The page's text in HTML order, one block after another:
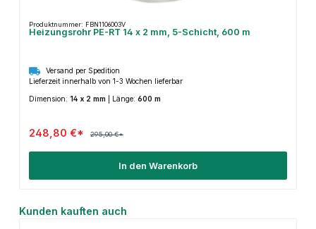
Produktnummer: FBN1106003V
Heizungsrohr PE-RT 14 x 2 mm, 5-Schicht, 600 m
Versand per Spedition
Lieferzeit innerhalb von 1-3 Wochen lieferbar
Dimension: 14 x 2 mm Länge: 600 m
248,80 €* 295,00 €*
In den Warenkorb
Produktgalerie überspringen
Kunden kauften auch